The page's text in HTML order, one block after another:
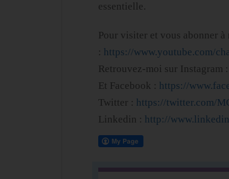
essentielle.
Pour visiter et vous abonner
: https://www.youtube.com/
Retrouvez-moi sur Instagram :
Et Facebook : https://
Twitter : https://twitter.com/
Linkedin : http://